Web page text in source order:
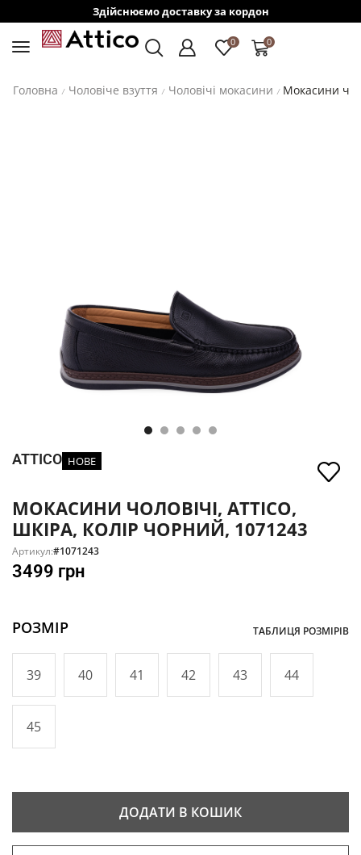
Здійснюємо доставку за кордон
0 0
Головна / Чоловіче взуття / Чоловічі мокасини / Мокасини
ATTICO НОВЕ
МОКАСИНИ ЧОЛОВІЧІ, ATTICO,
ШКІРА, КОЛІР ЧОРНИЙ, 1071243
Артикул:#1071243
3499 грн
РОЗМІР ТАБЛИЦЯ РОЗМІРІВ
39 40 41 42 43 44
45
ДОДАТИ В КОШИК